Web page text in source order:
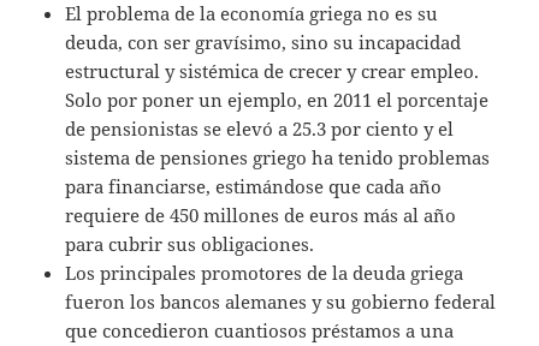
El problema de la economía griega no es su
deuda, con ser gravísimo, sino su incapacidad
estructural y sistémica de crecer y crear empleo.
Solo por poner un ejemplo, en 2011 el porcentaje
de pensionistas se elevó a 25.3 por ciento y el
sistema de pensiones griego ha tenido problemas
para financiarse, estimándose que cada año
requiere de 450 millones de euros más al año
para cubrir sus obligaciones.
Los principales promotores de la deuda griega
fueron los bancos alemanes y su gobierno federal
que concedieron cuantiosos préstamos a una